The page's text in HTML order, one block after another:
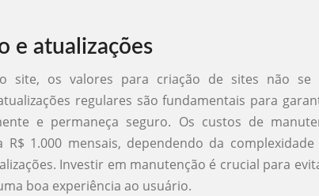
e atualizações
site, os valores para criação de sites não se
regulares são fundamentais para
e permaneça seguro. Os custos de
R$ 1.000 mensais, dependendo da
Investir em manutenção é crucial para
boa experiência ao usuário.